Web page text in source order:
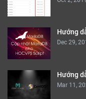
Hướng
Dec 29,
Hướng
Mar 11,